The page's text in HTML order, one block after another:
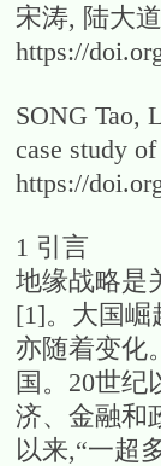
宋涛, 陆大
https://
SONG Tao,
case study
https://
1 引言
地缘战略是
[1]。大国崛
亦随着变化
国。20世
济、金融和
以来,“一超